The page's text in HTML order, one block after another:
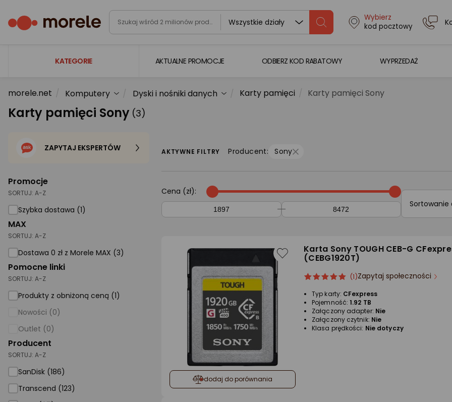
Wszystkie działy
Wybierz
kod pocztowy
KATEGORIE
Laptopy
Komputery
Gaming
Telewizory i audio
Foto i kamery
AGD duże
Dom i ogród
Biuro i firma
Sport i turystyka
Zabawki i dziecko
Supermarket
Strefa marek
AKTUALNE PROMOCJE ODBIERZ KOD RABATOWY WYPRZEDAŻ
morele.net Komputery Dyski i nośniki danych Karty pamięci Karty pamięci Sony
Karty pamięci Sony (3)
Promocje
SORTUJ: A-Z
Szybka dostawa (1)
MAX
SORTUJ: A-Z
Dostawa 0 zł z Morele MAX (3)
Pomocne linki
SORTUJ: A-Z
Produkty z obniżoną ceną (1)
Nowości (0)
Outlet (0)
Producent
SORTUJ: A-Z
SanDisk (186)
Transcend (123)
ZAPYTAJ EKSPERTÓW AKTYWNE FILTRY Producent: Sony
Cena (zł):
Sortowanie
dodaj do porównania
Karta Sony TOUGH CEB-G
(CEBG1920T)
ocena
5/5
gwiazdki
Ocena
(1)Zapytaj społeczności
Typ karty: CFexpress
Pojemność: 1.92 TB
Załączony adapter: Nie
Załączony czytnik: Nie
Klasa prędkości: Nie dotyczy